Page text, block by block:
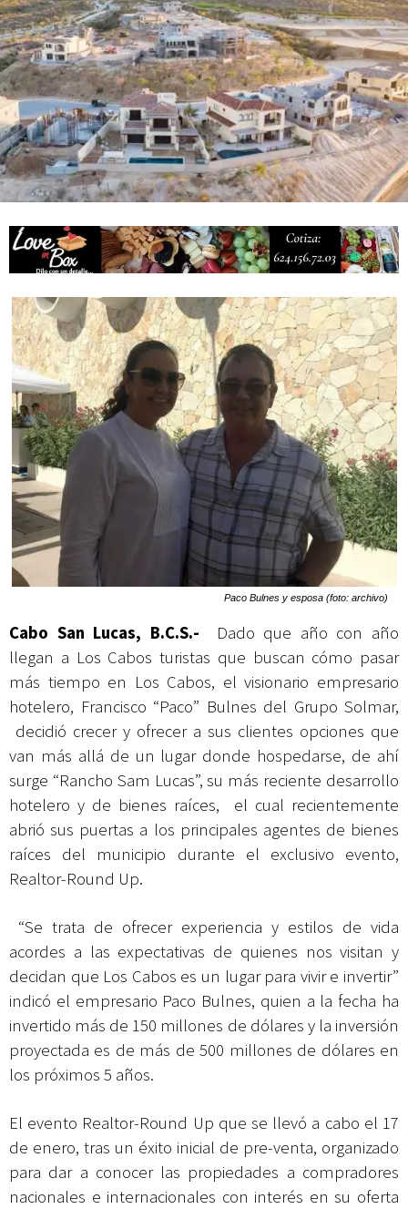
Campesina
Paco Bulnes y esposa (foto: archivo)
Cabo San Lucas, B.C.S.- Dado que año con año
llegan a Los Cabos turistas que buscan cómo pasar
más tiempo en Los Cabos, el visionario empresario
hotelero, Francisco “Paco” Bulnes del Grupo Solmar,
decidió crecer y ofrecer a sus clientes opciones que
van más allá de un lugar donde hospedarse, de ahí
surge “Rancho Sam Lucas”, su más reciente desarrollo
hotelero y de bienes raíces, el cual recientemente
abrió sus puertas a los principales agentes de bienes
raíces del municipio durante el exclusivo evento,
Realtor-Round Up.
“Se trata de ofrecer experiencia y estilos de vida
acordes a las expectativas de quienes nos visitan y
decidan que Los Cabos es un lugar para vivir e invertir”
indicó el empresario Paco Bulnes, quien a la fecha ha
invertido más de 150 millones de dólares y la inversión
proyectada es de más de 500 millones de dólares en
los próximos 5 años.
El evento Realtor-Round Up que se llevó a cabo el 17
de enero, tras un éxito inicial de pre-venta, organizado
para dar a conocer las propiedades a compradores
nacionales e internacionales con interés en su oferta